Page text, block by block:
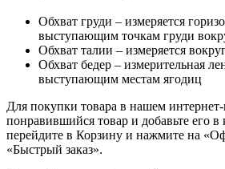
Обхват груди – измеряется
выступающим точкам груди
Обхват талии – измеряется
Обхват бедер – измерительная
выступающим местам ягодиц
Для покупки товара в нашем
понравившийся товар и добавьте его в
перейдите в Корзину и нажмите на
«Быстрый заказ».